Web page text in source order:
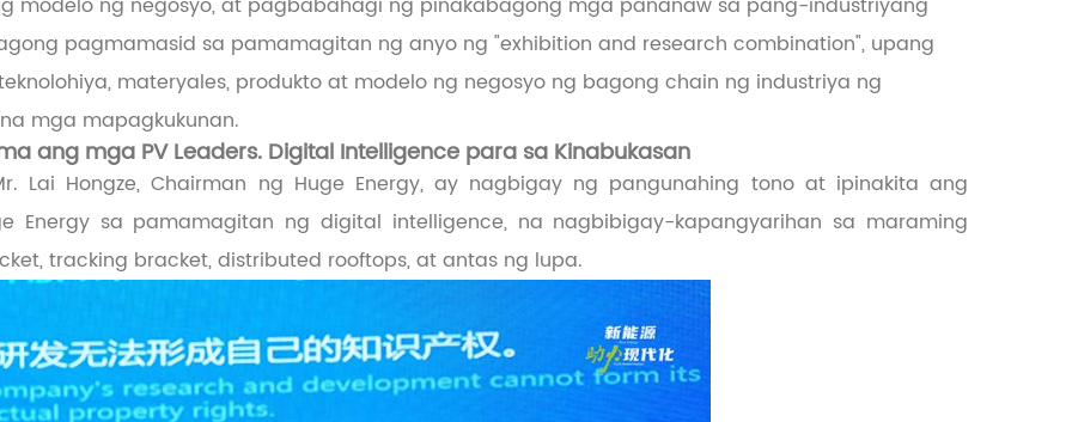
pagmamasid sa pamamagitan ng anyo ng "exhibition and research combination", upang
materyales, produkto at modelo ng negosyo ng bagong chain ng industriya ng
mga mapagkukunan.
ang mga PV Leaders. Digital Intelligence para sa Kinabukasan
Lai Hongze, Chairman ng Huge Energy, ay nagbigay ng pangunahing tono at ipinakita ang
Energy sa pamamagitan ng digital intelligence, na nagbibigay-kapangyarihan sa maraming
tracking bracket, distributed rooftops, at antas ng lupa.